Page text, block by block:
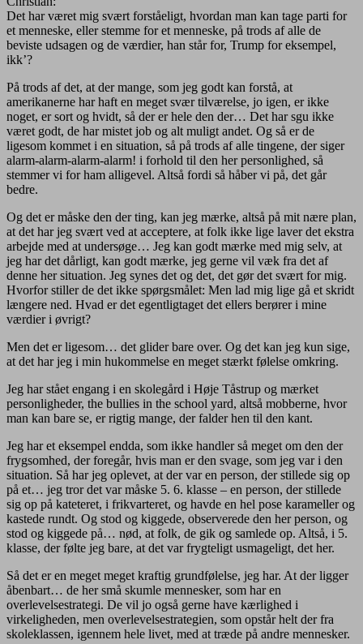
Det har været mig svært forståeligt, hvordan man kan tage parti for
et menneske, eller stemme for et menneske, på trods af alle de
beviste udsagen og de værdier, han står for, Trump for eksempel,
ikk’?
På trods af det, at der mange, som jeg godt kan forstå, at
amerikanerne har haft en meget svær tilværelse, jo igen, er ikke
noget, er sort og hvidt, så der er hele den der… Det har sgu ikke
været godt, de har mistet job og alt muligt andet. Og så er de
ligesom kommet i en situation, så på trods af alle tingene, der siger
alarm-alarm-alarm-alarm! i forhold til den her personlighed, så
stemmer vi for ham alligevel. Altså fordi så håber vi på, det går
bedre.
Og det er måske den der ting, kan jeg mærke, altså på mit nære plan,
at det har jeg svært ved at acceptere, at folk ikke lige laver det ekstra
arbejde med at undersøge… Jeg kan godt mærke med mig selv, at
jeg har det dårligt, kan godt mærke, jeg gerne vil væk fra det af
denne her situation. Jeg synes det og det, det gør det svært for mig.
Hvorfor stiller de det ikke spørgsmålet: Men lad mig lige gå et skridt
længere ned. Hvad er det egentligtaget det ellers berører i mine
værdier i øvrigt?
Men det er ligesom… det glider bare over. Og det kan jeg kun sige,
at det har jeg i min hukommelse en meget stærkt følelse omkring.
Jeg har stået engang i en skolegård i Høje Tåstrup og mærket
personligheder, the bullies in the school yard, altså mobberne, hvor
man kan bare se, er rigtig mange, der falder hen til den kant.
Jeg har et eksempel endda, som ikke handler så meget om den der
frygsomhed, der foregår, hvis man er den svage, som jeg var i den
situation. Så har jeg oplevet, at der var en person, der stillede sig op
på et… jeg tror det var måske 5. 6. klasse – en person, der stillede
sig op på kateteret, i frikvarteret, og havde en hel pose karameller og
kastede rundt. Og stod og kiggede, observerede den her person, og
stod og kiggede på… nød, at folk, de gik og samlede op. Altså, i 5.
klasse, der følte jeg bare, at det var frygteligt usmageligt, det her.
Så det er en meget meget kraftig grundfølelse, jeg har. At der ligger
åbenbart… de her små skumle mennesker, som har en
overlevelsestrategi. De vil jo også gerne have kærlighed i
virkeligheden, men overlevelsestrategien, som opstår helt der fra
skoleklassen, igennem hele livet, med at træde på andre mennesker.